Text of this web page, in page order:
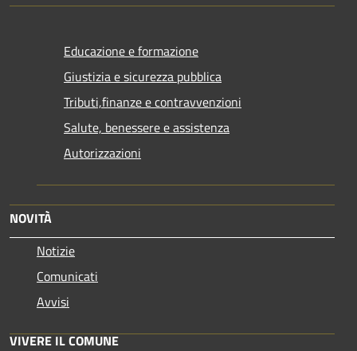
Educazione e formazione
Giustizia e sicurezza pubblica
Tributi,finanze e contravvenzioni
Salute, benessere e assistenza
Autorizzazioni
NOVITÀ
Notizie
Comunicati
Avvisi
VIVERE IL COMUNE